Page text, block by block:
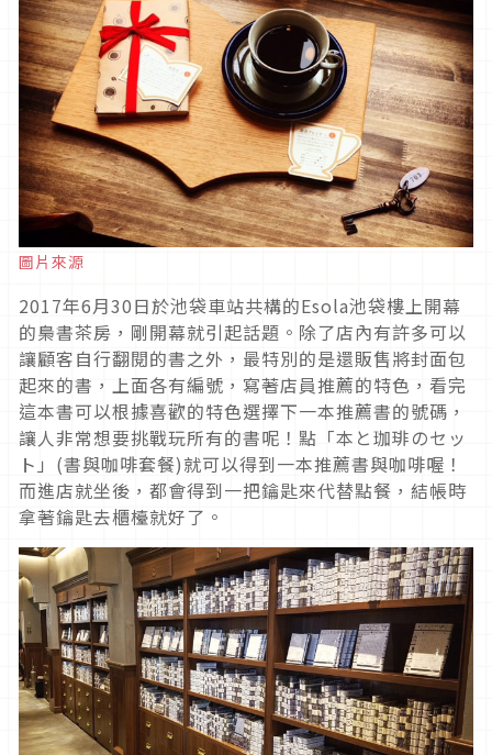
圖片來源
2017年6月30日於池袋車站共構的Esola池袋樓上開幕
的梟書茶房，剛開幕就引起話題。除了店內有許多可以
讓顧客自行翻閱的書之外，最特別的是還販售將封面包
起來的書，上面各有編號，寫著店員推薦的特色，看完
這本書可以根據喜歡的特色選擇下一本推薦書的號碼，
讓人非常想要挑戰玩所有的書呢！點「本と珈琲のセッ
ト」(書與咖啡套餐)就可以得到一本推薦書與咖啡喔！
而進店就坐後，都會得到一把鑰匙來代替點餐，結帳時
拿著鑰匙去櫃檯就好了。